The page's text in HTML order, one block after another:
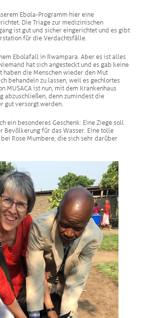
Ebola-Programm hier eine
Die Triage zur medizinischen
ist gut und sicher eingerichtet und es gibt
für die Verdachtsfälle.
Ebolafall in Rwampara. Aber es ist alles
hat sich angesteckt und es gab keine
haben die Menschen wieder den Mut
behandeln zu lassen, weil es gechlortes
MUSACA ist nun, mit dem Krankenhaus
abzuschließen, denn zumindest die
gut versorgt werden.
ein besonderes Geschenk: Eine Ziege soll
Bevölkerung für das Wasser. Eine tolle
bei Rose Mumbere, die sich sehr darüber